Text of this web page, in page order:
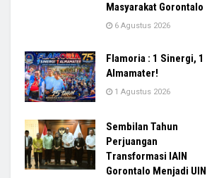
Masyarakat Gorontalo
6 Agustus 2026
Flamoria : 1 Sinergi, 1
Almamater!
1 Agustus 2026
Sembilan Tahun
Perjuangan
Transformasi IAIN
Gorontalo Menjadi UIN